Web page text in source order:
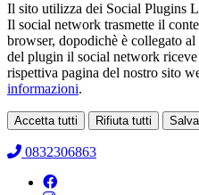
Il sito utilizza dei Social Plugins
Il social network trasmette il
browser, dopodichè è collegato
del plugin il social network
rispettiva pagina del nostro sito
informazioni.
Accetta tutti Rifiuta tutti
0832306863